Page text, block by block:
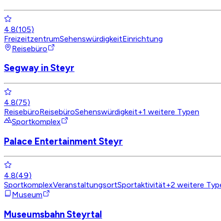
4.8(105)
FreizeitzentrumSehenswürdigkeitEinrichtung
Reisebüro
Segway in Steyr
4.8(75)
ReisebüroReisebüroSehenswürdigkeit+1 weitere Typen
Sportkomplex
Palace Entertainment Steyr
4.8(49)
SportkomplexVeranstaltungsortSportaktivität+2 weitere
Museum
Museumsbahn Steyrtal